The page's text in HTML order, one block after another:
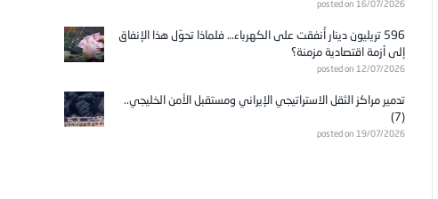
posted on 16/07/2026
596 تريليون دينار أُنفقت على الكهرباء… فلماذا تحوّل هذا الإنفاق
إلى أزمة اقتصادية مزمنة؟
posted on 12/07/2026
تدمير مراكز الثقل الاستراتيجي الإيراني ومستقبل الأمن الخليجي..
(7)
posted on 19/07/2026